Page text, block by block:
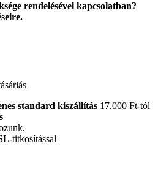
rendelésével kapcsolatban?
standard kiszállítás 17.000 Ft-tól
titkosítással